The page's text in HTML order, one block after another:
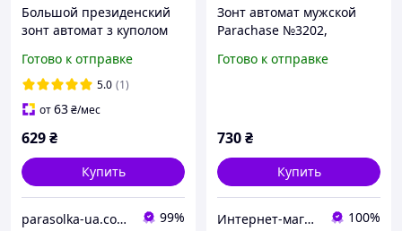
Большой президенский
зонт автомат з куполом
автомат Frei Regen,
мужской зонт антиветер
Готово к отправке
5.0 (1)
от63₴/мес
629₴
Купить
parasolka-ua.com.ua 99%
Зонт автомат мужской
Parachase №3202,
ветровым клапаном, на 8
Готово к отправке
730₴
Купить
Интернет-магазин "Дешевле Нет" 100%